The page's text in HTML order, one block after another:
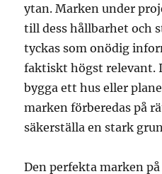
ytan. Marken under
till dess hållbarhet och
tyckas som onödig
faktiskt högst relevant.
bygga ett hus eller
marken förberedas på
säkerställa en stark
Den perfekta marken